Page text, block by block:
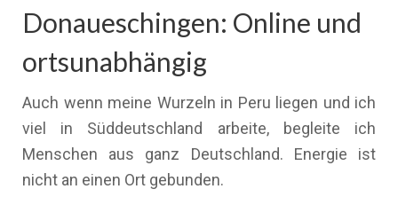
Donaueschingen: Online und
ortsunabhängig
Auch wenn meine Wurzeln in Peru liegen und ich
viel in Süddeutschland arbeite, begleite ich
Menschen aus ganz Deutschland. Energie ist
nicht an einen Ort gebunden.